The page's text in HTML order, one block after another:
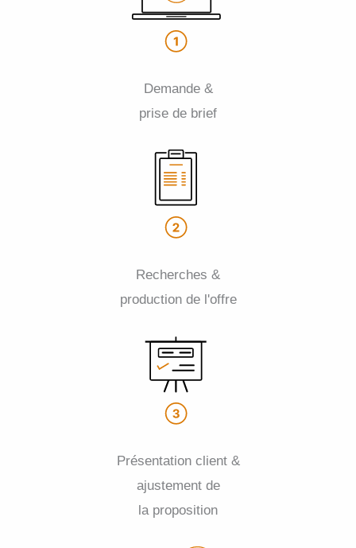
Demande &
prise de brief
Recherches &
production de l'offre
Présentation client &
ajustement de
la proposition